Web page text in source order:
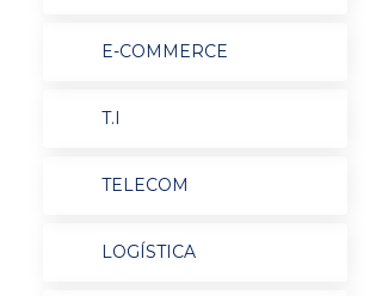
E-COMMERCE
T.I
TELECOM
LOGÍSTICA